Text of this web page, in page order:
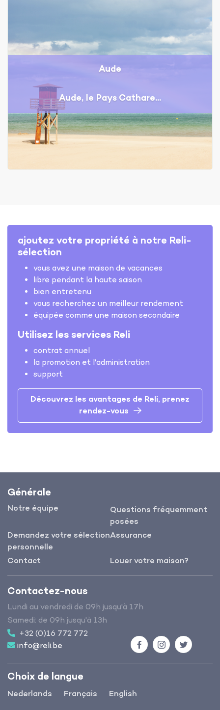
Aude
Aude, le Pays Cathare...
ajoutez votre propriété à notre Reli-
sélection
vous avez une maison de vacances
libre pendant la haute saison
bien entretenu
vous recherchez un meilleur rendement
équipée comme une maison secondaire
Utilisez les services Reli
contrat annuel
la promotion et l'administration
support
Découvrez les avantages de Reli, prenez
rendez-vous
Générale
Notre équipe
Questions fréquemment
posées
Demandez votre sélection
personnelle
Assurance
Contact Louer votre maison?
Choix de langue
Nederlands Français English
Contactez-nous
Lundi au vendredi de 09h jusqu'à 17h
Samedi: de 09h jusqu'à 13h
+32 (0)16 772 772
info@reli.be
FacebookInstagramTwitter